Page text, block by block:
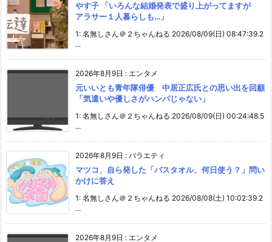
やす子 「いろんな結婚発表で盛り上がってますが
アラサー１人暮らしも…」
1: 名無しさん＠２ちゃんねる 2026/08/09(日) 08:47:39.2
...
2026年8月9日 : エンタメ
元いいとも青年隊俳優 中居正広氏との思い出を回顧
「気遣いや優しさがハンパじゃない」
1: 名無しさん＠２ちゃんねる 2026/08/09(日) 00:24:48.5
...
2026年8月9日 : バラエティ
マツコ、自ら発した「バスタオル、何日使う？」問い
かけに答え
1: 名無しさん＠２ちゃんねる 2026/08/08(土) 10:02:39.2
...
2026年8月9日 : エンタメ